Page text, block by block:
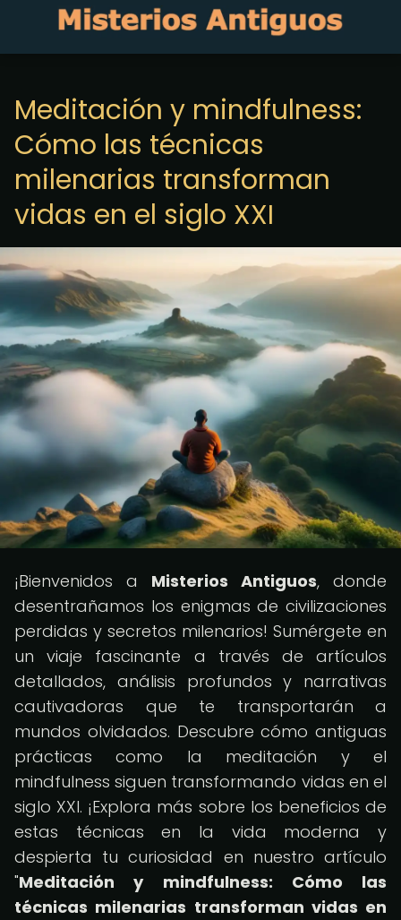
Meditación y mindfulness:
Cómo las técnicas
milenarias transforman
vidas en el siglo XXI
¡Bienvenidos a Misterios Antiguos, donde
desentrañamos los enigmas de civilizaciones
perdidas y secretos milenarios! Sumérgete en
un viaje fascinante a través de artículos
detallados, análisis profundos y narrativas
cautivadoras que te transportarán a
mundos olvidados. Descubre cómo antiguas
prácticas como la meditación y el
mindfulness siguen transformando vidas en el
siglo XXI. ¡Explora más sobre los beneficios de
estas técnicas en la vida moderna y
despierta tu curiosidad en nuestro artículo
"Meditación y mindfulness: Cómo las
técnicas milenarias transforman vidas en